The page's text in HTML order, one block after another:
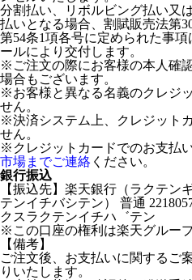
分割払い、リボルビング払い又
払いとなる場合、割賦販売法第
第54条1項各号に定められた事
ールにより交付します。
※ご注文の際にお客様の本人確
場合もございます。
※お客様と異なる名義のクレジ
せん。
※決済システム上、クレジット
せん。
※クレジットカードでのお支払
市場までご連絡 ください。
銀行振込
【振込先】楽天銀行（ラクテン
テンイチバシテン） 普通
クスラクテンイチハ゛テン
※この口座の権利は楽天グルー
【備考】
ご注文後、お支払いに関するご
りいたします。